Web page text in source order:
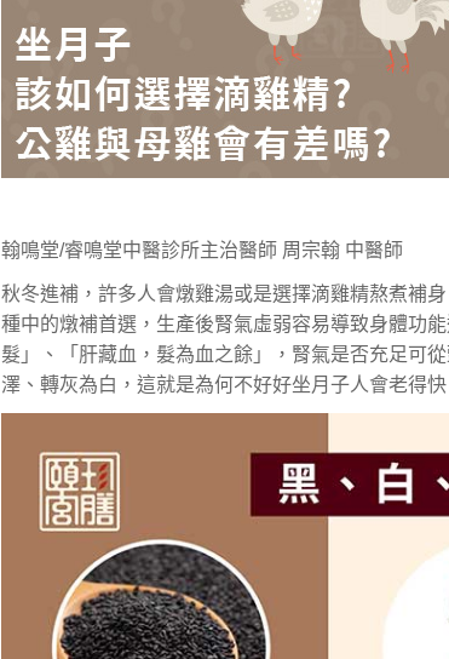
翰鳴堂/睿鳴堂中醫診所主治醫師 周宗翰 中醫師
秋冬進補，許多人會燉雞湯或是選擇滴雞精熬煮補
種中的燉補首選，生產後腎氣虛弱容易導致身體功
髮」、「肝藏血，髮為血之餘」，腎氣是否充足可
澤、轉灰為白，這就是為何不好好坐月子人會老得快